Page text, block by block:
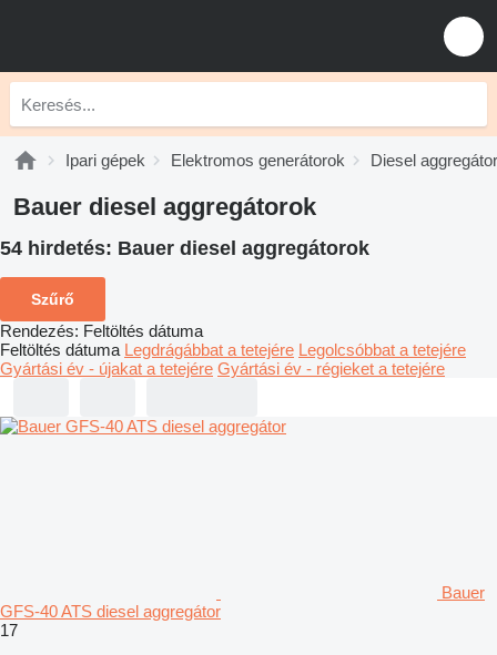
Ipari gépek Elektromos generátorok Diesel
Bauer diesel aggregátorok
54 hirdetés: Bauer diesel aggregátorok
Szűrő
Rendezés: Feltöltés dátuma
Feltöltés dátuma Legdrágábbat a tetejére Legolcsóbbat a tetejére
Gyártási év - újakat a tetejére Gyártási év - régieket a tetejére
Bauer
GFS-40 ATS diesel aggregátor
17